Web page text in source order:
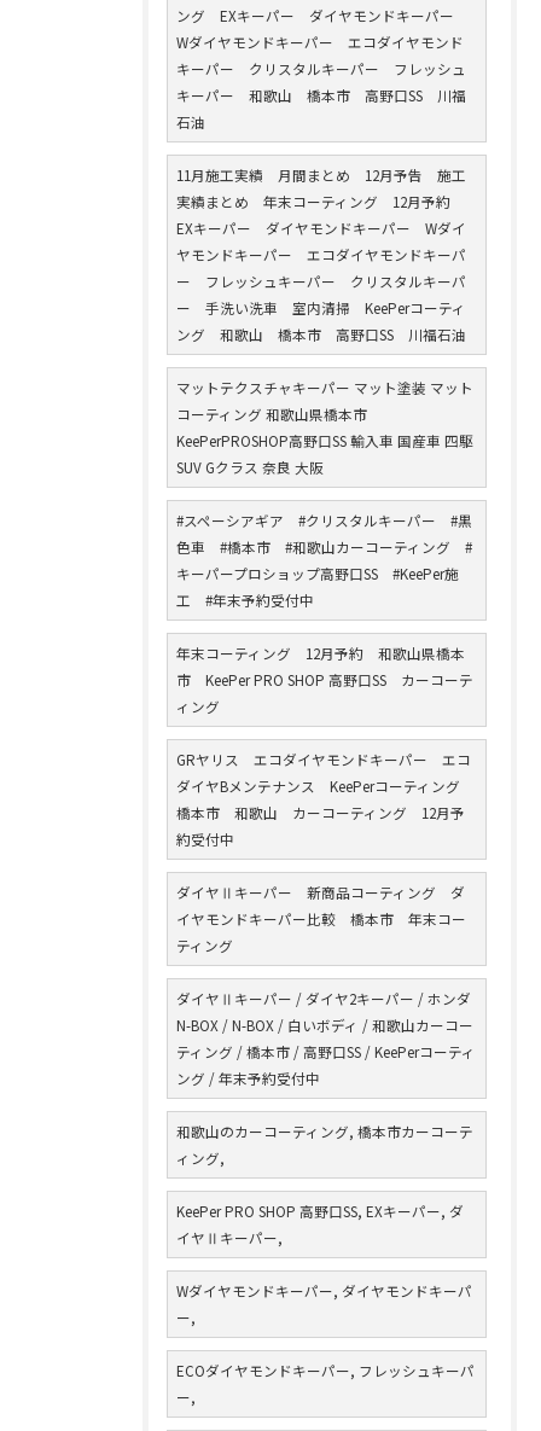
ング EXキーパー ダイヤモンドキーパー
Wダイヤモンドキーパー エコダイヤモンド
キーパー クリスタルキーパー フレッシュ
キーパー 和歌山 橋本市 高野口SS 川福
石油
11月施工実績 月間まとめ 12月予告 施工
実績まとめ 年末コーティング 12月予約
EXキーパー ダイヤモンドキーパー Wダイ
ヤモンドキーパー エコダイヤモンドキーパ
ー フレッシュキーパー クリスタルキーパ
ー 手洗い洗車 室内清掃 KeePerコーティ
ング 和歌山 橋本市 高野口SS 川福石油
マットテクスチャキーパー マット塗装 マット
コーティング 和歌山県橋本市
KeePerPROSHOP高野口SS 輸入車 国産車 四駆
SUV Gクラス 奈良 大阪
#スペーシアギア #クリスタルキーパー #黒
色車 #橋本市 #和歌山カーコーティング #
キーパープロショップ高野口SS #KeePer施
工 #年末予約受付中
年末コーティング 12月予約 和歌山県橋本
市 KeePer PRO SHOP 高野口SS カーコーテ
ィング
GRヤリス エコダイヤモンドキーパー エコ
ダイヤBメンテナンス KeePerコーティング
橋本市 和歌山 カーコーティング 12月予
約受付中
ダイヤⅡキーパー 新商品コーティング ダ
イヤモンドキーパー比較 橋本市 年末コー
ティング
ダイヤⅡキーパー / ダイヤ2キーパー / ホンダ
N-BOX / N-BOX / 白いボディ / 和歌山カーコー
ティング / 橋本市 / 高野口SS / KeePerコーティ
ング / 年末予約受付中
和歌山のカーコーティング, 橋本市カーコーテ
ィング,
KeePer PRO SHOP 高野口SS, EXキーパー, ダ
イヤⅡキーパー,
Wダイヤモンドキーパー, ダイヤモンドキーパ
ー,
ECOダイヤモンドキーパー, フレッシュキーパ
ー,